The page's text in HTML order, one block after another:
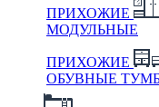
ПРИХОЖИЕ
МОДУЛЬНЫЕ
ПРИХОЖИЕ
ОБУВНЫЕ